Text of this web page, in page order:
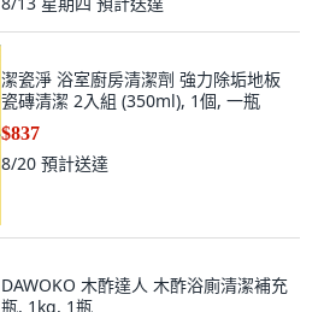
潔瓷淨 浴室廚房清潔劑 強力除垢地板
瓷磚清潔 2入組 (350ml), 1個, 一瓶
$837
8/20 預計送達
DAWOKO 木酢達人 木酢浴廁清潔補充
瓶, 1kg, 1瓶